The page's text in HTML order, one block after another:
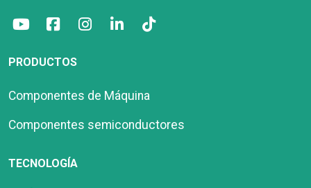
PRODUCTOS
Componentes de Máquina
Componentes semiconductores
TECNOLOGÍA